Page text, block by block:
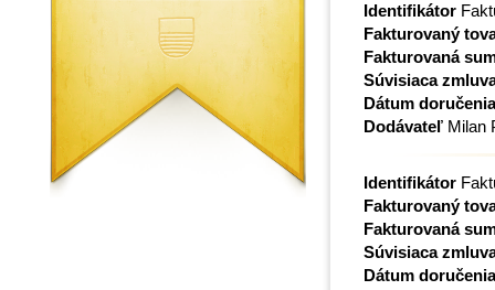
Identifikátor
Fakturovaný
Fakturovaná
Súvisiaca
Dátum doručenia
Dodávateľ Milan
Identifikátor
Fakturovaný
Fakturovaná
Súvisiaca
Dátum doručenia